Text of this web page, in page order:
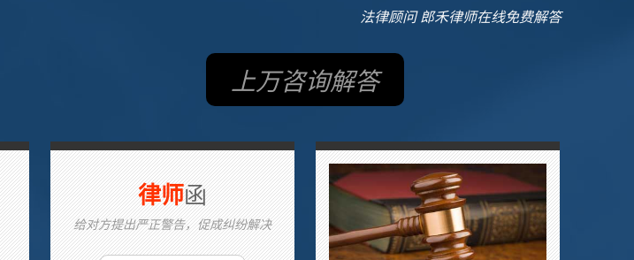
法律顾问 郎禾律师在线免费解答
上万咨询解答
律师函
给对方提出严正警告，促成纠纷解决